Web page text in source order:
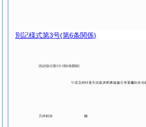
別記様式第3号(第6条関係)